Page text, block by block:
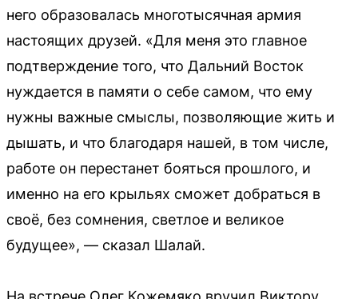
него образовалась многотысячная армия
настоящих друзей. «Для меня это главное
подтверждение того, что Дальний Восток
нуждается в памяти о себе самом, что ему
нужны важные смыслы, позволяющие жить и
дышать, и что благодаря нашей, в том числе,
работе он перестанет бояться прошлого, и
именно на его крыльях сможет добраться в
своё, без сомнения, светлое и великое
будущее», — сказал Шалай.